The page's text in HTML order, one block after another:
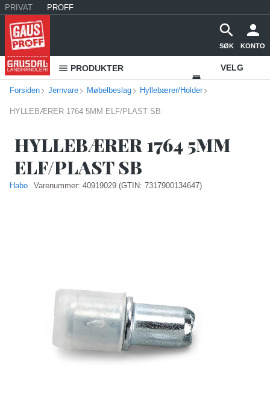
PRIVAT PROFF
SØK KONTO
PRODUKTER VELG
Forsiden Jernvare Møbelbeslag Hyllebærer/Holder
HYLLEBÆRER 1764 5MM ELF/PLAST SB
HYLLEBÆRER 1764 5MM
ELF/PLAST SB
Habo Varenummer: 40919029 (GTIN: 7317900134647)